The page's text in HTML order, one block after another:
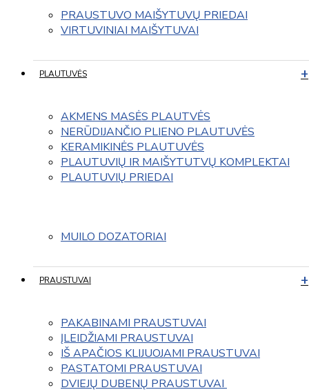
PRAUSTUVO MAIŠYTUVŲ PRIEDAI
VIRTUVINIAI MAIŠYTUVAI
PLAUTUVĖS
AKMENS MASĖS PLAUTVĖS
NERŪDIJANČIO PLIENO PLAUTUVĖS
KERAMIKINĖS PLAUTUVĖS
PLAUTUVIŲ IR MAIŠYTUTVŲ KOMPLEKTAI
PLAUTUVIŲ PRIEDAI
MUILO DOZATORIAI
PRAUSTUVAI
PAKABINAMI PRAUSTUVAI
ĮLEIDŽIAMI PRAUSTUVAI
IŠ APAČIOS KLIJUOJAMI PRAUSTUVAI
PASTATOMI PRAUSTUVAI
DVIEJŲ DUBENŲ PRAUSTUVAI